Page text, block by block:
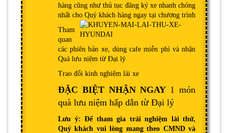
hàng cũng như thủ tục đăng ký xe nhanh chóng
nhất cho Quý khách hàng ngay tại chương trình
Tham
quan
các phiên bản xe, dùng cafe miễn phí và nhận
Quà lưu niệm từ Đại lý
Trao đổi kinh nghiệm lái xe
ĐẶC BIỆT NHẬN NGAY 1 món
quà lưu niệm hấp dẫn từ Đại lý
Lưu ý: Để tham gia trải nghiệm lái thử,
Quý khách vui lòng mang theo CMND và